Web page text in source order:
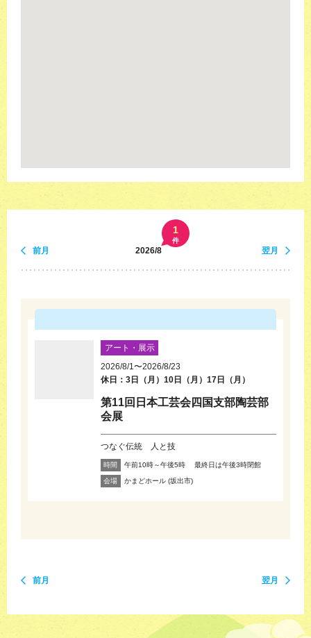
前月 2026/8
1
件
翌月
アート・展示
2026/8/1〜2026/8/23
休日： 3日（月）10日（月）17日（月）
第11回日本工芸会四国支部陶芸部
会展
つなぐ伝統 人と技
時間 午前10時～午後5時 最終日は午後3時閉館
会場 かまどホール (坂出市)
前月 翌月